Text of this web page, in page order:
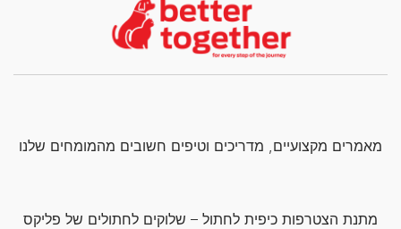
מאמרים מקצועיים, מדריכים וטיפים חשובים מהמומחים שלנו
מתנת הצטרפות כיפית לחתול – שלוקים לחתולים של פליקס